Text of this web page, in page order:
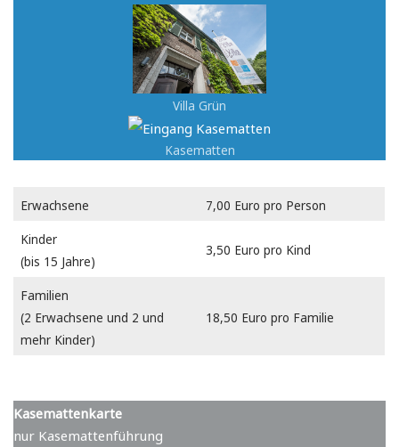
Villa Grün
Kasematten
Erwachsene
7,00 Euro pro Person
Kinder
(bis 15 Jahre)
3,50 Euro pro Kind
Familien
(2 Erwachsene und 2 und
mehr Kinder)
18,50 Euro pro Familie
Kasemattenkarte
nur Kasemattenführung